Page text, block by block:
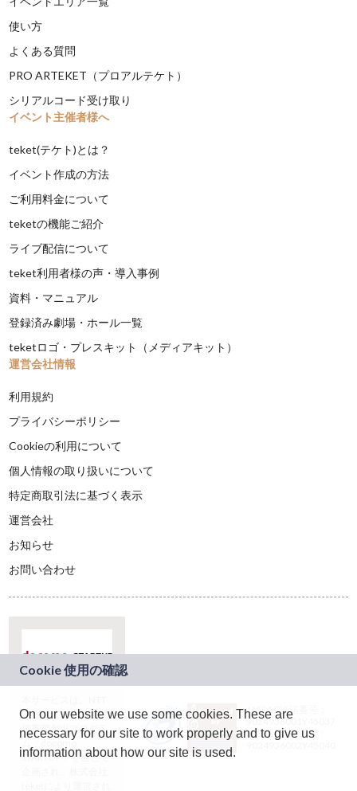
使い方
よくある質問
PRO ARTEKET（プロアルテケト）
シリアルコード受け取り
イベント主催者様へ
teket(テケト)とは？
イベント作成の方法
ご利用料金について
teketの機能ご紹介
ライブ配信について
teket利用者様の声・導入事例
資料・マニュアル
登録済み劇場・ホール一覧
teketロゴ・プレスキット（メディアキット）
運営会社情報
利用規約
プライバシーポリシー
Cookieの利用について
個人情報の取り扱いについて
特定商取引法に基づく表示
運営会社
お知らせ
お問い合わせ
ドコモグループの新
規事業創出プログラ
ム「docomo
STARTUP」を通じて
JASRAC許諾番号：
9024936001Y45037
JASRAC許諾番号：
On our website we use some cookies. These are
necessary for our site to work properly and to give us
information about how our site is used.